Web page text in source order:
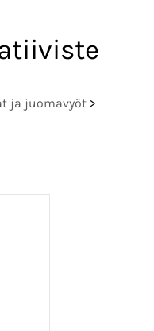
ja juomavyöt >